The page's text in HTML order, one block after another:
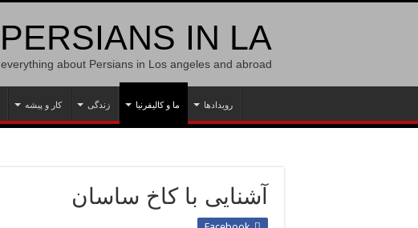
PERSIANS IN LA
everything about Persians in Los angeles and abroad
رویدادها ما و کالیفرنیا زندگی کار و پیشه
آشنایی با کاخ ساسان